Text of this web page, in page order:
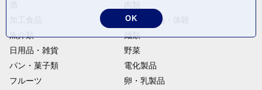
旅行・宿泊・体験
魚介類
麺類
日用品・雑貨
野菜
パン・菓子類
電化製品
フルーツ
卵・乳製品
OK